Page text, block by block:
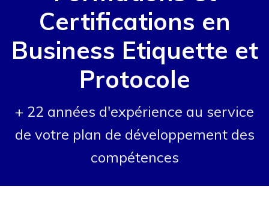
Certifications en
Business Etiquette et
Protocole
+ 22 années d'expérience au service
de votre plan de développement des
compétences